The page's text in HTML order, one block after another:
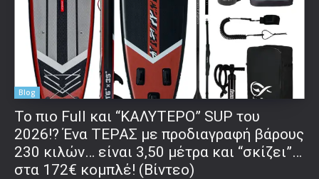
Blog
To πιο Full και “ΚΑΛΥΤΕΡΟ” SUP του
2026!? Ένα ΤΕΡΑΣ με προδιαγραφή βάρους
230 κιλών… είναι 3,50 μέτρα και “σκίζει”…
στα 172€ κομπλέ! (Βίντεο)